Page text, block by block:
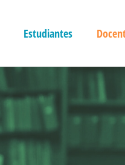
Estudiantes